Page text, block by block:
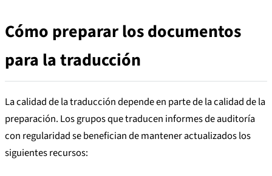
Cómo preparar los documentos
para la traducción
La calidad de la traducción depende en parte de la calidad de la
preparación. Los grupos que traducen informes de auditoría
con regularidad se benefician de mantener actualizados los
siguientes recursos: